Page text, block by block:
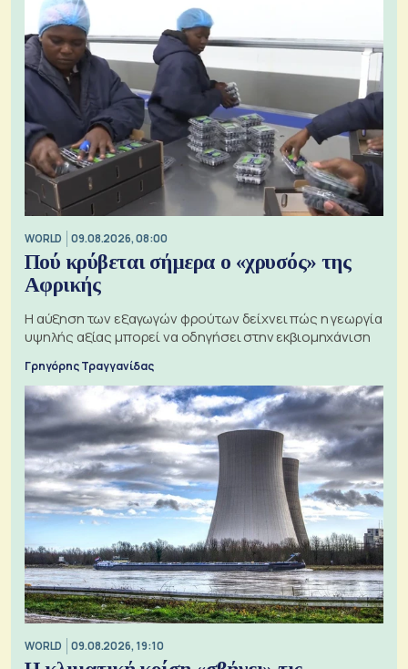
WORLD 09.08.2026, 08:00
Πού κρύβεται σήμερα ο «χρυσός» της
Αφρικής
Η αύξηση των εξαγωγών φρούτων δείχνει πώς η γεωργία
υψηλής αξίας μπορεί να οδηγήσει στην εκβιομηχάνιση
Γρηγόρης Τραγγανίδας
WORLD 09.08.2026, 19:10